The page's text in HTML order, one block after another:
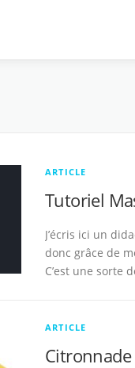
ARTICLE
Tutoriel
J’écris ici un
donc grâce de
C’est une sorte
ARTICLE